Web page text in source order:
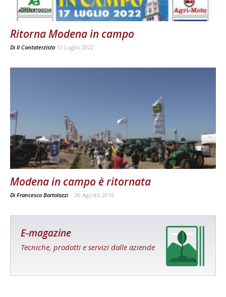
Ritorna Modena in campo
Di Il Contoterzista 13 Luglio 2022
Modena in campo è ritornata
Di Francesco Bartolozzi - 30 Agosto 2016
E-magazine
Tecniche, prodotti e servizi dalle aziende